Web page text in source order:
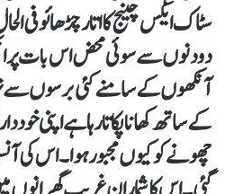
سٹاک ایکس چینج کا اتارچڑھائو فی
دو دنوں سے سوئی محض اس بات پر
آنکھوں کے سامنے کئی برسوں سے
کے ساتھ کھانا پکاتا رہا ہے اپنی
چھونے کو کیوں مجبور ہوا۔ اس کی